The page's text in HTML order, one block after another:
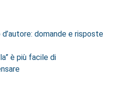
domande e risposte
è più facile di